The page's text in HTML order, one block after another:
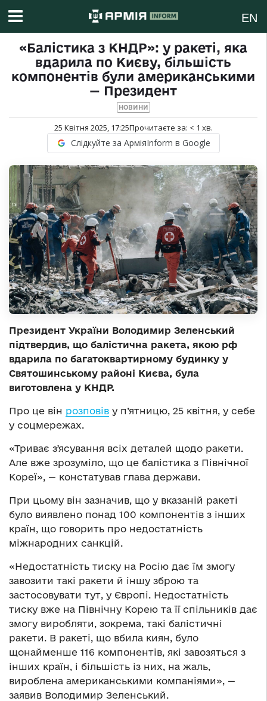
EN
«Балістика з КНДР»: у ракеті, яка
вдарила по Києву, більшість
компонентів були американськими
— Президент
НОВИНИ
25 Квітня 2025, 17:25Прочитаєте за: < 1 хв.
Слідкуйте за АрміяInform в Google
Президент України Володимир Зеленський
підтвердив, що балістична ракета, якою рф
вдарила по багатоквартирному будинку у
Святошинському районі Києва, була
виготовлена у КНДР.
Про це він розповів у п’ятницю, 25 квітня, у себе
у соцмережах.
«Триває зʼясування всіх деталей щодо ракети.
Але вже зрозуміло, що це балістика з Північної
Кореї», — констатував глава держави.
При цьому він зазначив, що у вказаній ракеті
було виявлено понад 100 компонентів з інших
країн, що говорить про недостатність
міжнародних санкцій.
«Недостатність тиску на Росію дає їм змогу
завозити такі ракети й іншу зброю та
застосовувати тут, у Європі. Недостатність
тиску вже на Північну Корею та її спільників дає
змогу виробляти, зокрема, такі балістичні
ракети. В ракеті, що вбила киян, було
щонайменше 116 компонентів, які завозяться з
інших країн, і більшість із них, на жаль,
вироблена американськими компаніями», —
заявив Володимир Зеленський.